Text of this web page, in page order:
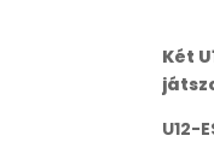
Két
U12-